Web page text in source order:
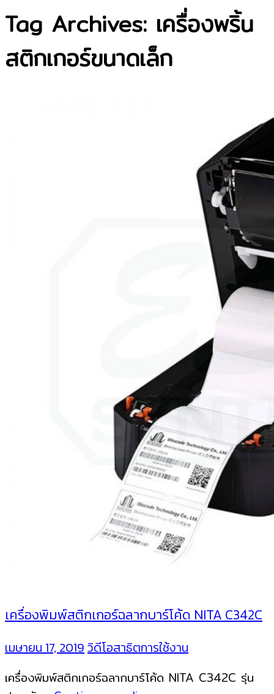
Tag Archives: เครื่องพริ้น
สติกเกอร์ขนาดเล็ก
เครื่องพิมพ์สติกเกอร์ฉลากบาร์โค้ด NITA C342C
เมษายน 17, 2019วิดีโอสาธิตการใช้งาน
เครื่องพิมพ์สติกเกอร์ฉลากบาร์โค้ด NITA C342C รุ่น